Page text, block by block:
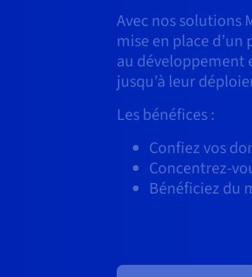
Avec nos solutions
mise en place
au développement
jusqu’à leur
Les bénéfices :
Confiez vos
Concentrez-
Bénéficiez du